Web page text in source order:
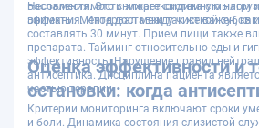
воспаления. Это снижает системную
эффекты. Метод доставки так же важен,
Несовместимость хлоргексидина с мылом
внимания. Интервал между чисткой зубов
составлять 30 минут. Прием пищи также
препарата. Тайминг относительно еды и
эффективность. Нарушение правил
антисептика. Дисциплина пациента
частью терапии.
Оценка эффективности и
остановки: когда
Критерии мониторинга включают сроки
и боли. Динамика состояния слизистой